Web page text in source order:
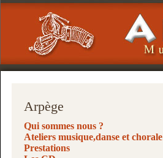
Arpège
Qui sommes nous ?
Ateliers musique,danse et chorale
Prestations